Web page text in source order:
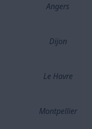
Angers
Dijon
Le Havre
Montpellier